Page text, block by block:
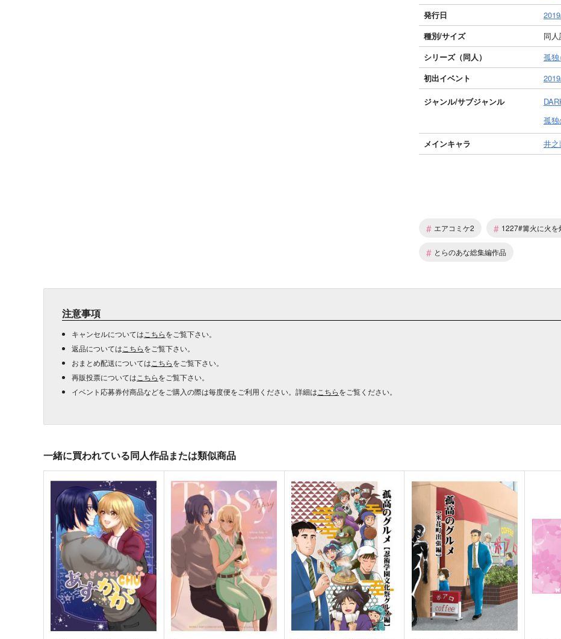
発行日
種別/サイズ
同
シリーズ（同人）
孤
初出イベント
ジャンル/サブジャンル
孤独
メインキャラ 井
# エアコミケ2 # 1227#篝火に火を
# とらのあな総集編作品
注意事項
キャンセルについては こちらをご覧下さい。
返品については こちらをご覧下さい。
おまとめ配送については こちらをご覧下さい。
再販投票については こちらをご覧下さい。
イベント応募券付商品などをご購入の際は毎度便をご利用ください。詳細は こちらをご覧ください。
一緒に買われている同人作品または類似商品